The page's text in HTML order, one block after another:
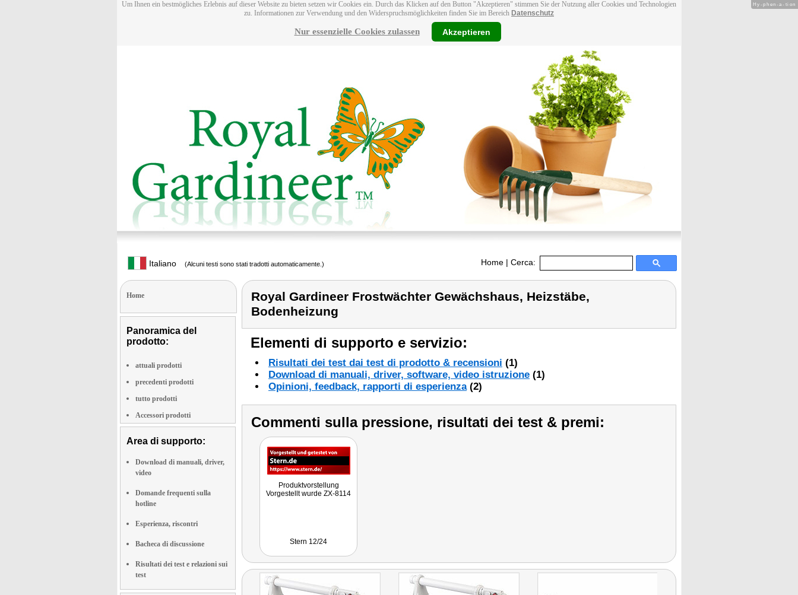
Um Ihnen ein bestmögliches Erlebnis auf dieser Website zu bieten setzen wir Cookies ein. Durch das Klicken auf den Button "Akzeptieren" stimmen Sie der Nutzung aller Cookies und Technologien
zu. Informationen zur Verwendung und den Widerspruchsmöglichkeiten finden Sie im Bereich Datenschutz
Nur essenzielle Cookies zulassen Akzeptieren
Italiano (Alcuni testi sono stati tradotti automaticamente.) Home | Cerca:
Home
Panoramica del
prodotto:
attuali prodotti
precedenti prodotti
tutto prodotti
Accessori prodotti
Area di supporto:
Download di manuali, driver,
video
Domande frequenti sulla
hotline
Esperienza, riscontri
Bacheca di discussione
Risultati dei test e relazioni sui
test
Royal Gardineer Frostwächter Gewächshaus, Heizstäbe,
Bodenheizung
Elementi di supporto e servizio:
Risultati dei test dai test di prodotto & recensioni (1)
Download di manuali, driver, software, video istruzione (1)
Opinioni, feedback, rapporti di esperienza(2)
Commenti sulla pressione, risultati dei test & premi:
Produktvorstellung
Vorgestellt wurde ZX-8114
Stern 12/24
Hy-phen-a-tion